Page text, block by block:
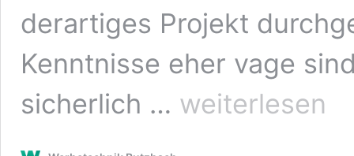
derartiges Projekt
Kenntnisse eher vage
sicherlich …
Kaminbausatz für
den
weiterlesen